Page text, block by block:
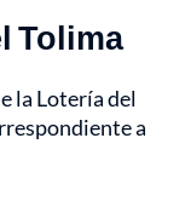
Tolima
la Lotería del
a